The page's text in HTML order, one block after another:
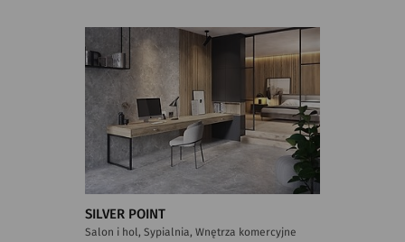
SILVER POINT
Salon i hol, Sypialnia, Wnętrza komercyjne